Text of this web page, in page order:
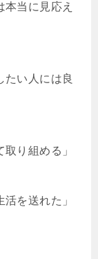
本当に見応え
たい人には良
り組める」
を送れた」